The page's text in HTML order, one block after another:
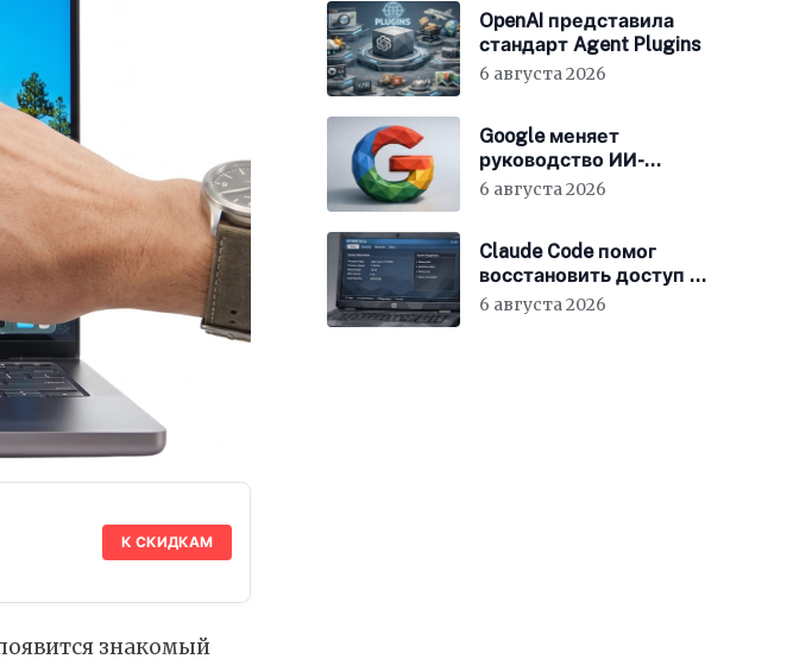
К СКИДКАМ
знакомый
OpenAI представила
стандарт Agent Plugins
6 августа 2026
Google меняет
руководство ИИ-
направления
6 августа 2026
Claude Code помог
восстановить доступ к
BIOS ноутбука
6 августа 2026